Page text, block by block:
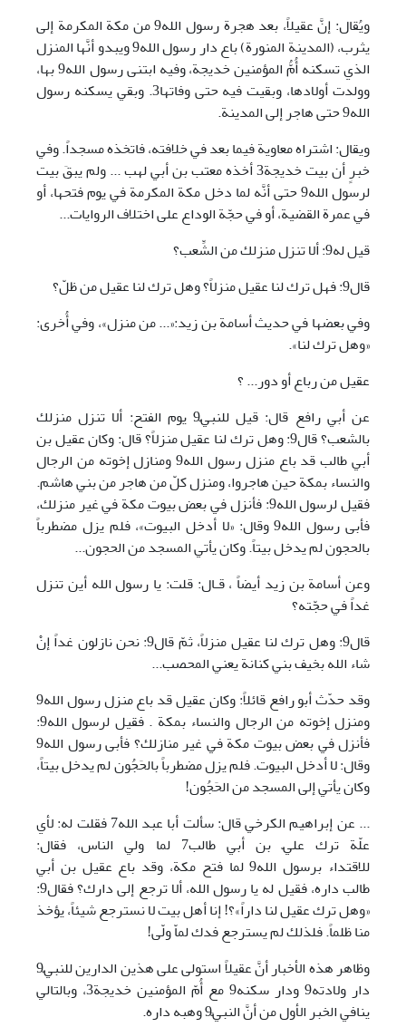
ويُقال: إنَّ عقيلاً، بعد هجرة رسول الله9 من مكة المكرمة إلى
يثرب، (المدينة المنورة) باع دار رسول الله9 ويبدو أنَّها المنزل
الذي تسكنه أُمُّ المؤمنين خديجة، وفيه ابتنى رسول الله9 بها،
وولدت أولادها، وبقيت فيه حتى وفاتها3. وبقي يسكنه رسول
الله9 حتى هاجر إلى المدينة.
ويقال: اشتراه معاوية فيما بعد في خلافته، فاتخذه مسجداً. وفي
خبرٍ أن بيت خديجة3 أخذه معتب بن أبي لهب ... ولم يبقَ بيت
لرسول الله9 حتى أنَّه لما دخل مكة المكرمة في يوم فتحها، أو
في عمرة القضية، أو في حجّة الوداع على اختلاف الروايات...
قيل له9: ألا تنزل منزلك من الشِّعب؟
قال9: فهل ترك لنا عقيل منزلاً؟ وهل ترك لنا عقيل من ظلّ؟
وفي بعضها في حديث أسامة بن زيد:«... من منزل»، وفي أُخرى:
«وهل ترك لنا».
عقيل من رباع أو دور... ؟
عن أبي رافع قال: قيل للنبيّ9 يوم الفتح: ألا تنزل منزلك
بالشعب؟ قال9: وهل ترك لنا عقيل منزلاً؟ قال: وكان عقيل بن
أبي طالب قد باع منزل رسول الله9 ومنازل إخوته من الرجال
والنساء بمكة حين هاجروا، ومنزل كلّ من هاجر من بني هاشم.
فقيل لرسول الله9: فأنزل في بعض بيوت مكة في غير منزلك،
فأبى رسول الله9 وقال: «لا أدخل البيوت»، فلم يزل مضطرباً
بالحجون لم يدخل بيتاً. وكان يأتي المسجد من الحجون...
وعن أسامة بن زيد أيضاً ، قـال: قلت: يا رسول الله أين تنزل
غداً في حجّته؟
قال9: وهل ترك لنا عقيل منزلاً، ثمّ قال9: نحن نازلون غداً إنْ
شاء الله بخيف بني كنانة يعني المحصب...
وقد حدّث أبو رافع قائلاً: وكان عقيل قد باع منزل رسول الله9
ومنزل إخوته من الرجال والنساء بمكة . فقيل لرسول الله9:
فأنزل في بعض بيوت مكة في غير منازلك؟ فأبی رسول الله9
وقال: لا أدخل البيوت. فلم يزل مضطرباً بالحَجُون لم يدخل بيتاً،
وكان يأتي إلى المسجد من الحَجُون!
... عن إبراهيم الكرخي قال: سألت أبا عبد الله7 فقلت له: لأي
علّة ترك عليّ بن أبي طالب7 لما ولي الناس، فقال:
للاقتداء برسول الله9 لما فتح مكة، وقد باع عقيل بن أبي
طالب داره، فقيل له يا رسول الله، ألا ترجع إلى دارك؟ فقال9:
«وهل ترك عقيل لنا داراً»؟! إنا أهل بيت لا نسترجع شيئاً، يؤخذ
منا ظلماً. فلذلك لم يسترجع فدك لماّ ولّى!
وظاهر هذه الأخبار أنَّ عقيلاً استولى على هذين الدارين للنبيّ9
دار ولادته9 ودار سكنه9 مع أُمّ المؤمنين خديجة3، وبالتالي
ينافي الخبر الأول من أنَّ النبيَّ9 وهبه داره.